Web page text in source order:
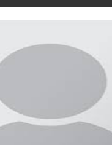
Địa Lý Lớp 10, Địa Lý lớp 11,
Địa Lý lớp 7, Địa Lý lớp 8, Địa
đại học